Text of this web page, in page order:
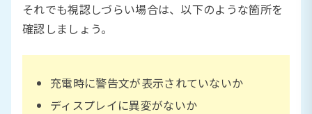
それでも視認しづらい場合は、以下のような箇所を
確認しましょう。
充電時に警告文が表示されていないか
ディスプレイに異変がないか